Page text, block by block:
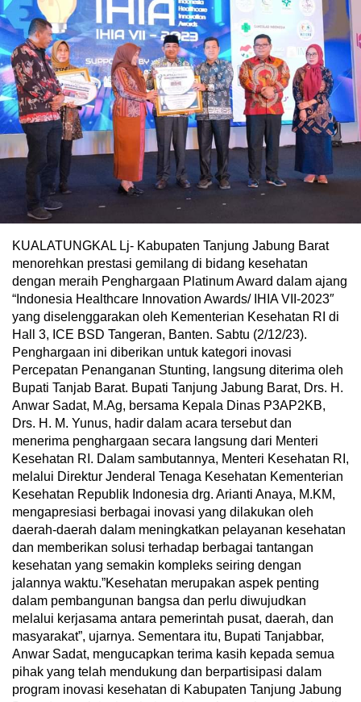
KUALATUNGKAL Lj- Kabupaten Tanjung Jabung Barat
menorehkan prestasi gemilang di bidang kesehatan
dengan meraih Penghargaan Platinum Award dalam ajang
“Indonesia Healthcare Innovation Awards/ IHIA VII-2023″
yang diselenggarakan oleh Kementerian Kesehatan RI di
Hall 3, ICE BSD Tangeran, Banten. Sabtu (2/12/23).
Penghargaan ini diberikan untuk kategori inovasi
Percepatan Penanganan Stunting, langsung diterima oleh
Bupati Tanjab Barat. Bupati Tanjung Jabung Barat, Drs. H.
Anwar Sadat, M.Ag, bersama Kepala Dinas P3AP2KB,
Drs. H. M. Yunus, hadir dalam acara tersebut dan
menerima penghargaan secara langsung dari Menteri
Kesehatan RI. Dalam sambutannya, Menteri Kesehatan RI,
melalui Direktur Jenderal Tenaga Kesehatan Kementerian
Kesehatan Republik Indonesia drg. Arianti Anaya, M.KM,
mengapresiasi berbagai inovasi yang dilakukan oleh
daerah-daerah dalam meningkatkan pelayanan kesehatan
dan memberikan solusi terhadap berbagai tantangan
kesehatan yang semakin kompleks seiring dengan
jalannya waktu.”Kesehatan merupakan aspek penting
dalam pembangunan bangsa dan perlu diwujudkan
melalui kerjasama antara pemerintah pusat, daerah, dan
masyarakat”, ujarnya. Sementara itu, Bupati Tanjabbar,
Anwar Sadat, mengucapkan terima kasih kepada semua
pihak yang telah mendukung dan berpartisipasi dalam
program inovasi kesehatan di Kabupaten Tanjung Jabung